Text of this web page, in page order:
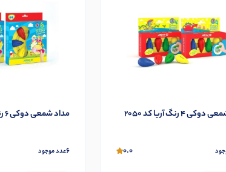
4 رنگ آریا کد 2050
0.0
مداد شمعی دوکی 6 رنگ آریا کد 2054
6عدد موجود